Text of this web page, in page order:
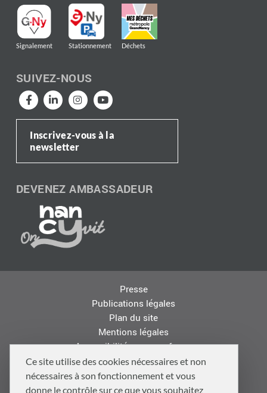
Ce site utilise des cookies nécessaires et non
nécessaires à son fonctionnement et vous
donne le contrôle sur ce que vous souhaitez
Signalement Stationnement Déchets
SUIVEZ-NOUS
Inscrivez-vous à la
newsletter
DEVENEZ AMBASSADEUR
Presse
Publications légales
Plan du site
Mentions légales
Accessibilité : non conforme
Les autres sites de la Métropole
Offres d'emploi
Logo